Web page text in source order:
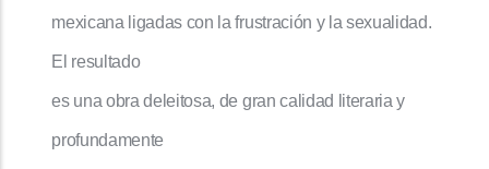
mexicana ligadas con la frustración y la sexualidad.
El resultado
es una obra deleitosa, de gran calidad literaria y
profundamente